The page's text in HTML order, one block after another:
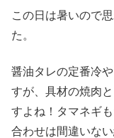
この日は暑いので
た。
醤油タレの定番冷
すが、具材の焼肉
すよね！タマネギ
合わせは間違いない